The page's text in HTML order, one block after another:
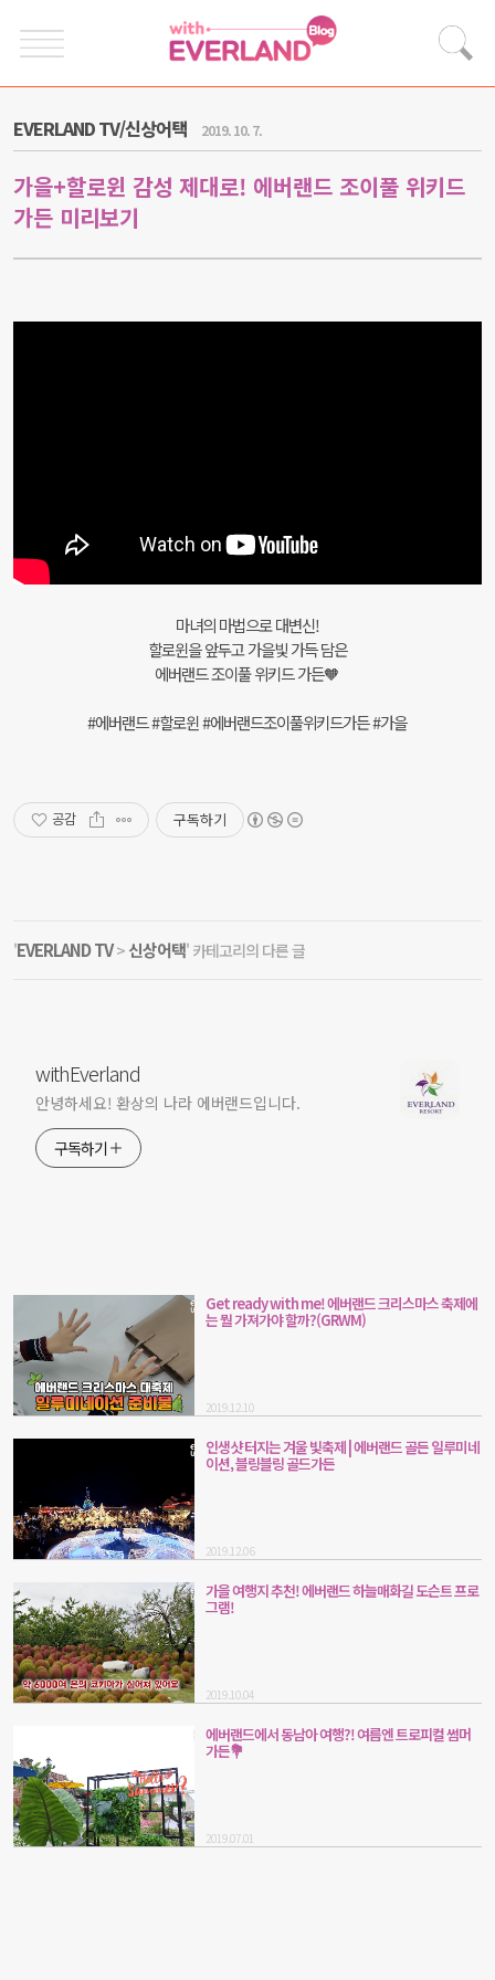
EVERLAND TV/신상어택 2019. 10. 7.
가을+할로윈 감성 제대로! 에버랜드 조이풀 위키드
가든 미리보기
마녀의 마법으로 대변신!
할로윈을 앞두고 가을빛 가득 담은
에버랜드 조이풀 위키드 가든🧡
#에버랜드 #할로윈 #에버랜드조이풀위키드가든 #가을
공감 구독하기
'EVERLAND TV> 신상어택' 카테고리의 다른 글
withEverland
안녕하세요! 환상의 나라 에버랜드입니다.
구독하기
Get ready with me! 에버랜드 크리스마스 축제에
는 뭘 가져가야 할까?(GRWM)
2019.12.10
인생샷 터지는 겨울 빛축제 | 에버랜드 골든 일루미네
이션, 블링블링 골드가든
2019.12.06
가을 여행지 추천! 에버랜드 하늘매화길 도슨트 프로
그램!
2019.10.04
에버랜드에서 동남아 여행?! 여름엔 트로피컬 썸머
가든💐
2019.07.01